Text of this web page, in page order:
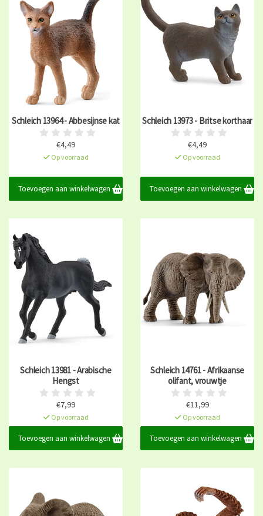
Schleich 13964 - Abbesijnse kat
€4,49
Op voorraad
Toevoegen aan winkelwagen
Schleich 13973 - Britse korthaar
€4,49
Op voorraad
Toevoegen aan winkelwagen
Schleich 13981 - Arabische
Hengst
€7,99
Op voorraad
Toevoegen aan winkelwagen
Schleich 14761 - Afrikaanse
olifant, vrouwtje
€11,99
Op voorraad
Toevoegen aan winkelwagen